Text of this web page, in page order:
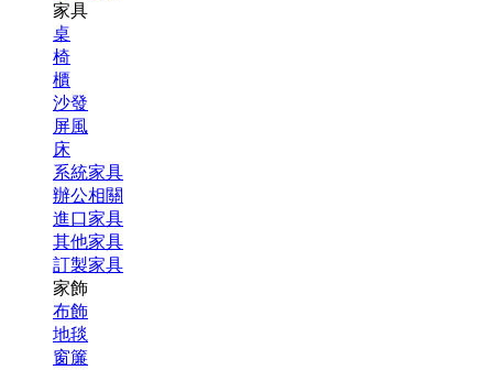
家具
桌
椅
櫃
沙發
屏風
床
系統家具
辦公相關
進口家具
其他家具
訂製家具
家飾
布飾
地毯
窗簾